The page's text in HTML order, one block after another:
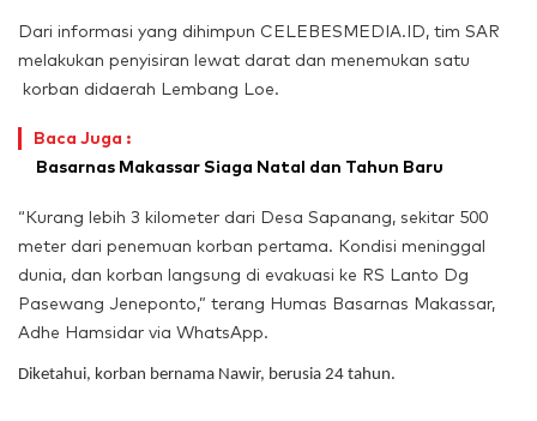
Dari informasi yang dihimpun CELEBESMEDIA.ID, tim SAR
melakukan penyisiran lewat darat dan menemukan satu
korban didaerah Lembang Loe.
Baca Juga :
Basarnas Makassar Siaga Natal dan Tahun Baru
“Kurang lebih 3 kilometer dari Desa Sapanang, sekitar 500
meter dari penemuan korban pertama. Kondisi meninggal
dunia, dan korban langsung di evakuasi ke RS Lanto Dg
Pasewang Jeneponto,” terang Humas Basarnas Makassar,
Adhe Hamsidar via WhatsApp.
Diketahui, korban bernama Nawir, berusia 24 tahun.